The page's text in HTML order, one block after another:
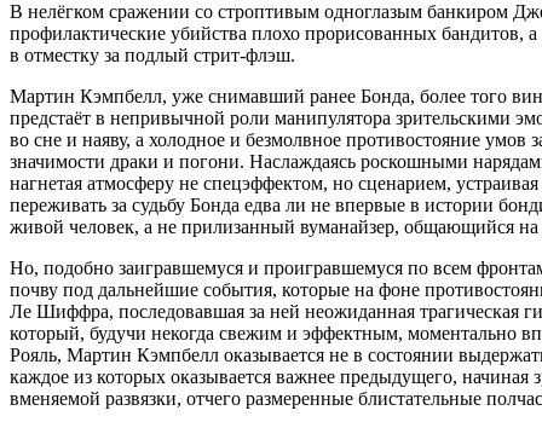
В нелёгком сражении со строптивым одноглазым банкиром
профилактические убийства плохо прорисованных
в отместку за подлый стрит-флэш.
Мартин Кэмпбелл, уже снимавший ранее Бонда, более того
предстаёт в непривычной роли манипулятора зрительскими
во сне и наяву, а холодное и безмолвное противостояние
значимости драки и погони. Наслаждаясь роскошными
нагнетая атмосферу не спецэффектом, но сценарием,
переживать за судьбу Бонда едва ли не впервые в истории
живой человек, а не прилизанный вуманайзер, общающийся на
Но, подобно заигравшемуся и проигравшемуся по всем
почву под дальнейшие события, которые на фоне
Ле Шиффра, последовавшая за ней неожиданная трагическая
который, будучи некогда свежим и эффектным, моментально
Рояль, Мартин Кэмпбелл оказывается не в состоянии
каждое из которых оказывается важнее предыдущего,
вменяемой развязки, отчего размеренные блистательные